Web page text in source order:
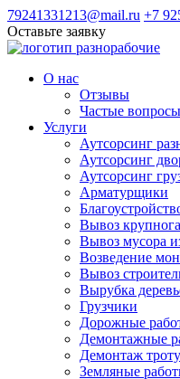
79241331213@mail.ru +7
Оставьте заявку
О нас
Отзывы
Частые вопросы
Услуги
Аутсорсинг
Аутсорсинг
Аутсорсинг
Арматурщики
Вывоз
Вывоз мусора
Возведение
Вывоз
Вырубка
Грузчики
Дорожные
Демонтажные
Демонтаж
Земляные